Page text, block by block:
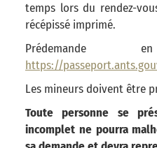
temps lors du rendez-
récépissé imprimé.
https://
Les mineurs doivent être
Toute personne se
incomplet ne pourra